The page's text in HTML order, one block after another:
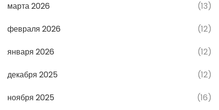
марта 2026 (13)
февраля 2026 (12)
января 2026 (12)
декабря 2025 (12)
ноября 2025 (16)